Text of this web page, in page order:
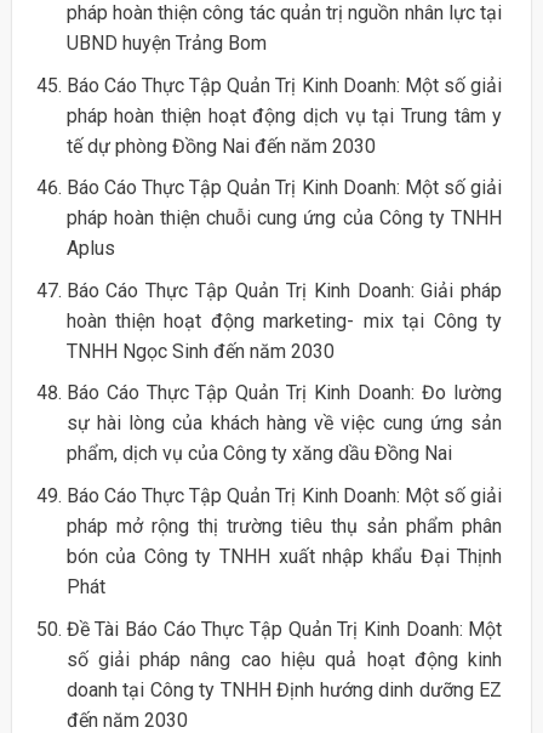
pháp hoàn thiện công tác quản trị nguồn nhân lực tại
UBND huyện Trảng Bom
Báo Cáo Thực Tập Quản Trị Kinh Doanh: Một số giải
pháp hoàn thiện hoạt động dịch vụ tại Trung tâm y
tế dự phòng Đồng Nai đến năm 2030
Báo Cáo Thực Tập Quản Trị Kinh Doanh: Một số giải
pháp hoàn thiện chuỗi cung ứng của Công ty TNHH
Aplus
Báo Cáo Thực Tập Quản Trị Kinh Doanh: Giải pháp
hoàn thiện hoạt động marketing- mix tại Công ty
TNHH Ngọc Sinh đến năm 2030
Báo Cáo Thực Tập Quản Trị Kinh Doanh: Đo lường
sự hài lòng của khách hàng về việc cung ứng sản
phẩm, dịch vụ của Công ty xăng dầu Đồng Nai
Báo Cáo Thực Tập Quản Trị Kinh Doanh: Một số giải
pháp mở rộng thị trường tiêu thụ sản phẩm phân
bón của Công ty TNHH xuất nhập khẩu Đại Thịnh
Phát
Đề Tài Báo Cáo Thực Tập Quản Trị Kinh Doanh: Một
số giải pháp nâng cao hiệu quả hoạt động kinh
doanh tại Công ty TNHH Định hướng dinh dưỡng EZ
đến năm 2030